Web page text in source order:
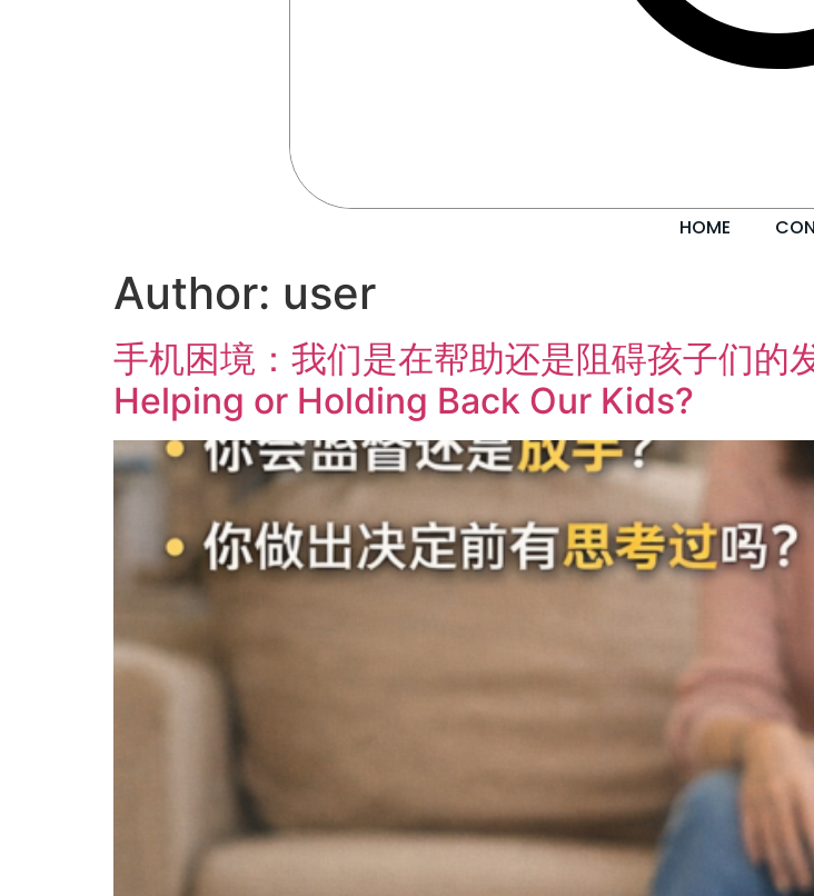
HOME
Author: user
手机困境：我们是在帮助还是阻碍孩子们
Helping or Holding Back Our Kids?